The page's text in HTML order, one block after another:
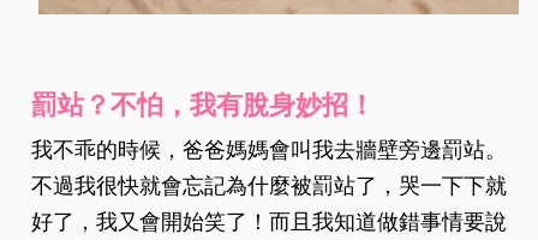
罰站？不怕，我有脫身妙招！
我不乖的時候，爸爸媽媽會叫我去牆壁旁邊罰站。
不過我很快就會忘記為什麼被罰站了，哭一下下就
好了，我又會開始笑了！而且我知道做錯事情要說